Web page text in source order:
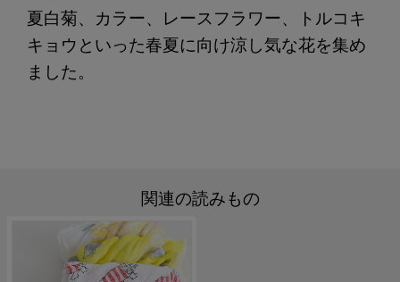
夏白菊、カラー、レースフラワー、トルコキ
キョウといった春夏に向け涼し気な花を集め
ました。
関連の読みもの